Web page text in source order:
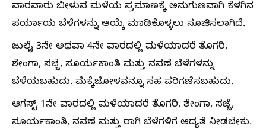
ವಾರವಾರು ಬೀಳುವ ಮಳೆಯ ಪ್ರಮಾಣಕ್ಕೆ ಅನುಗುಣವಾಗಿ ಕೆಳಗಿನ
ಪರ್ಯಾಯ ಬೆಳೆಗಳನ್ನು ಆಯ್ಕೆ ಮಾಡಿಕೊಳ್ಳಲು ಸೂಚಿಸಲಾಗಿದೆ.
ಜುಲೈ 3ನೇ ಅಥವಾ 4ನೇ ವಾರದಲ್ಲಿ ಮಳೆಯಾದರೆ ತೊಗರಿ,
ಶೇಂಗಾ, ಸಜ್ಜೆ, ಸೂರ್ಯಕಾಂತಿ ಮತ್ತು ನವಣೆ ಬೆಳೆಗಳನ್ನು
ಬೆಳೆಯಬಹುದು. ಮೆಕ್ಕೆಜೋಳವನ್ನೂ ಸಹ ಪರಿಗಣಿಸಬಹುದು.
ಆಗಸ್ಟ್ 1ನೇ ವಾರದಲ್ಲಿ ಮಳೆಯಾದರೆ ತೊಗರಿ, ಶೇಂಗಾ, ಸಜ್ಜೆ,
ಸೂರ್ಯಕಾಂತಿ, ನವಣೆ ಮತ್ತು ರಾಗಿ ಬೆಳೆಗಳಿಗೆ ಆದ್ಯತೆ ನೀಡಬೇಕು.